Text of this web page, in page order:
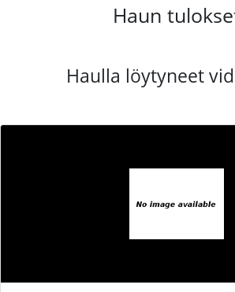
Haun
Haulla löytyneet